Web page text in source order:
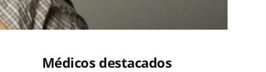
Médicos destacados